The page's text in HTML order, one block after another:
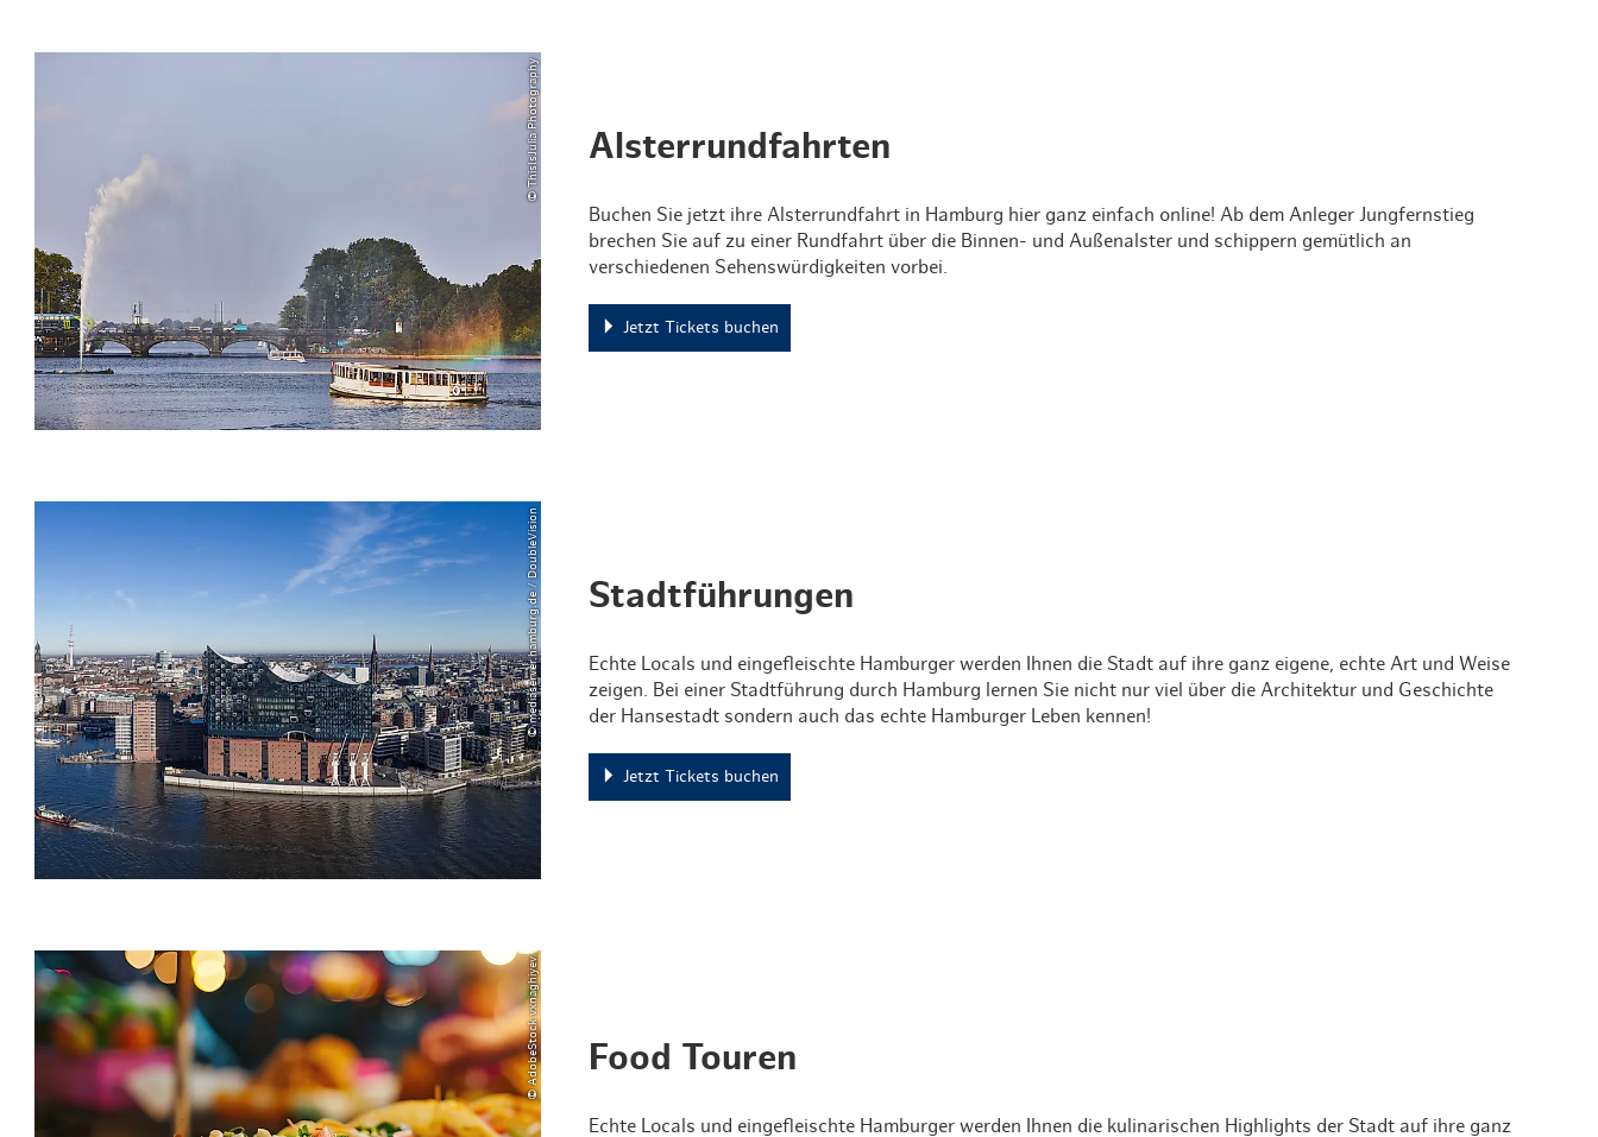
© ThisIsJulia Photography Alsterrundfahrten
Buchen Sie jetzt ihre Alsterrundfahrt in Hamburg hier ganz einfach online! Ab dem Anleger Jungfernstieg
brechen Sie auf zu einer Rundfahrt über die Binnen- und Außenalster und schippern gemütlich an
verschiedenen Sehenswürdigkeiten vorbei.
Jetzt Tickets buchen
© mediaserver.hamburg.de / DoubleVision Stadtführungen
Echte Locals und eingefleischte Hamburger werden Ihnen die Stadt auf ihre ganz eigene, echte Art und Weise
zeigen. Bei einer Stadtführung durch Hamburg lernen Sie nicht nur viel über die Architektur und Geschichte
der Hansestadt sondern auch das echte Hamburger Leben kennen!
Jetzt Tickets buchen
© AdobeStock vxnaghiyev Food Touren
Echte Locals und eingefleischte Hamburger werden Ihnen die kulinarischen Highlights der Stadt auf ihre ganz